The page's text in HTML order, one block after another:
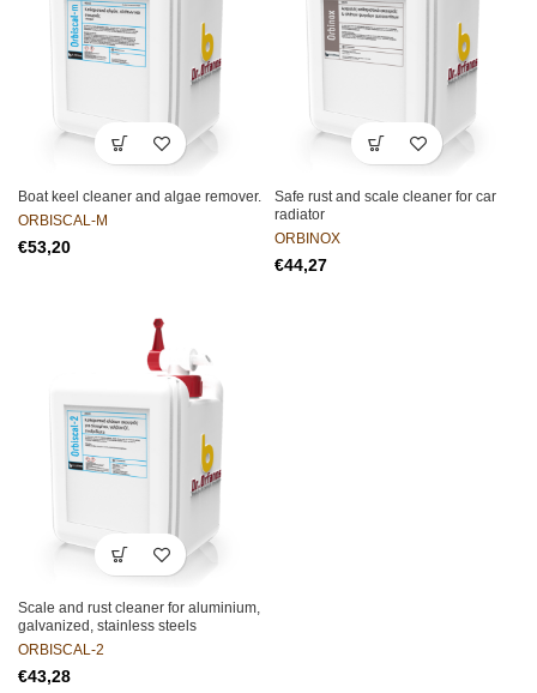
Boat keel cleaner and algae remover.
ORBISCAL-M
€
Safe rust and scale cleaner for car
radiator
ORBINOX
€
Scale and rust cleaner for aluminium,
galvanized, stainless steels
ORBISCAL-2
€